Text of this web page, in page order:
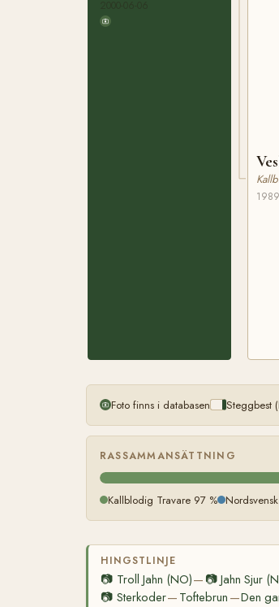
Foto finns i databasen Steggbest
RASSAMMANSÄTTNING
Kallblodig Travare 97 %
HINGSTLINJE
📷 Troll Jahn (NO)— 📷Jahn Sjur
📷 Sterkoder— Toftebrun —Den